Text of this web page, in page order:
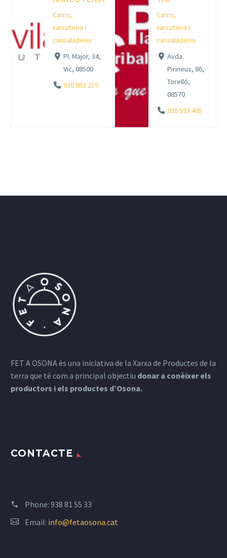
Carns,
xarcuteria i
cansaladeria
Pl. Major, 34,
Vic, 08500
938 863 259
Carns,
xarcuteria i
cansaladeria
Avda.
Pirineus, 86,
Torelló,
08570
938 593 405
FET A OSONA és una iniciativa de la Xarxa de Productes de la
terra que té com a principal objectiu donar a conèixer els
productors i els productes d’Osona.
CONTACTE
Phone: 938 81 55 33
Email: info@fetaosona.cat